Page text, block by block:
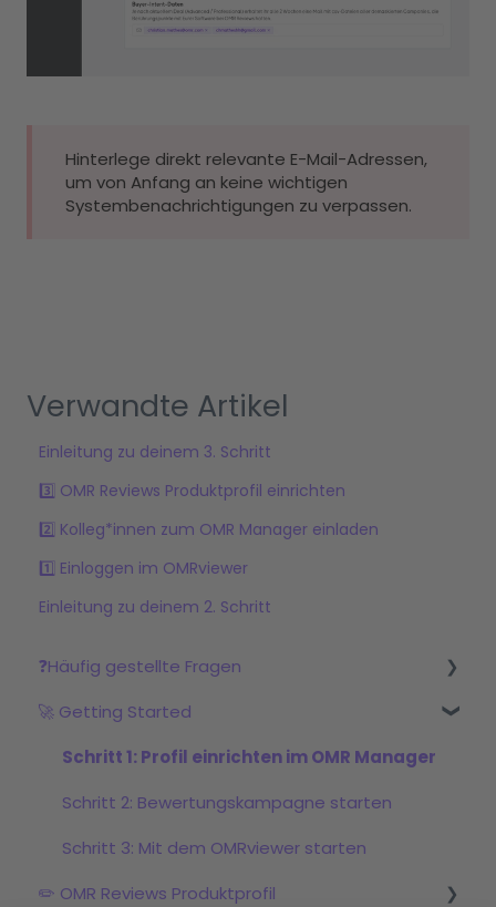
Hinterlege direkt relevante E-Mail-Adressen,
um von Anfang an keine wichtigen
Systembenachrichtigungen zu verpassen.
Verwandte Artikel
Einleitung zu deinem 3. Schritt
3️⃣ OMR Reviews Produktprofil einrichten
2️⃣ Kolleg*innen zum OMR Manager einladen
1️⃣ Einloggen im OMRviewer
Einleitung zu deinem 2. Schritt
❓Häufig gestellte Fragen
Was ist OMR Reviews?
Welche Pakete & Services werden angeboten?
OMR Reviews Produktprofil
Bewertungen
Badges
🚀 Getting Started
Schritt 1: Profil einrichten im OMR Manager
Schritt 2: Bewertungskampagne starten
Schritt 3: Mit dem OMRviewer starten
✏️ OMR Reviews Produktprofil